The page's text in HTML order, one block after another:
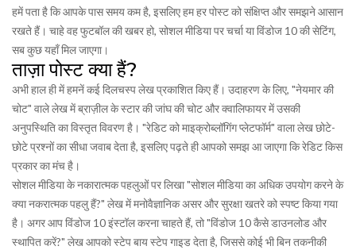
हमें पता है कि आपके पास समय कम है, इसलिए हम हर पोस्ट को संक्षिप्त और समझने आसान
रखते हैं। चाहे वह फुटबॉल की खबर हो, सोशल मीडिया पर चर्चा या विंडोज 10 की सेटिंग,
सब कुछ यहाँ मिल जाएगा।
ताज़ा पोस्ट क्या हैं?
अभी हाल ही में हमनें कई दिलचस्प लेख प्रकाशित किए हैं। उदाहरण के लिए, "नेयमार की
चोट" वाले लेख में ब्राज़ील के स्टार की जांघ की चोट और क्वालिफायर में उसकी
अनुपस्थिति का विस्तृत विवरण है। "रेडिट को माइक्रोब्लॉगिंग प्लेटफॉर्म" वाला लेख छोटे-
छोटे प्रश्नों का सीधा जवाब देता है, इसलिए पढ़ते ही आपको समझ आ जाएगा कि रेडिट किस
प्रकार का मंच है।
सोशल मीडिया के नकारात्मक पहलुओं पर लिखा "सोशल मीडिया का अधिक उपयोग करने के
क्या नकरात्मक पहलु हैं?" लेख में मनोवैज्ञानिक असर और सुरक्षा खतरे को स्पष्ट किया गया
है। अगर आप विंडोज 10 इंस्टॉल करना चाहते हैं, तो "विंडोज 10 कैसे डाउनलोड और
स्थापित करें?" लेख आपको स्टेप बाय स्टेप गाइड देता है, जिससे कोई भी बिन तकनीकी